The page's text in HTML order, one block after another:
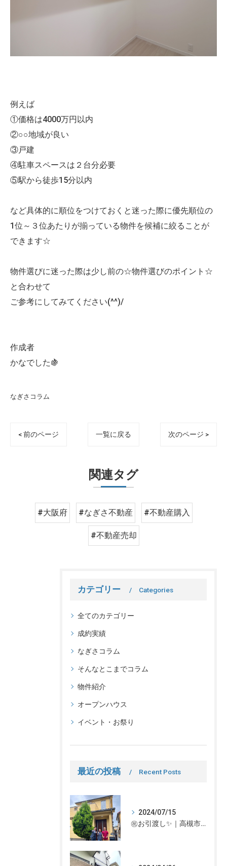
例えば
①価格は4000万円以内
②○○地域が良い
③戸建
④駐車スペースは２台分必要
⑤駅から徒歩15分以内
など具体的に順位をつけておくと迷った際に優先順位の
1位～３位あたりが揃っている物件を候補に絞ることが
できます☆
物件選びに迷った際は少し前の☆物件選びのポイント☆
と合わせて
ご参考にしてみてください(^^)/
作成者
かなでした🍇
なぎさコラム
< 前のページ 一覧に戻る 次のページ >
関連タグ
#大阪府 #なぎさ不動産 #不動産購入
#不動産売却
カテゴリー Categories
全てのカテゴリー
成約実績
なぎさコラム
そんなとこまでコラム
物件紹介
オープンハウス
イベント・お祭り
最近の投稿 Recent Posts
2024/07/15
㊗お引渡し✨｜高槻市での不動産売却、不動産売買の事、何でもなぎさ不動産までご相談ください！